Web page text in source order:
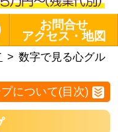
お問合せ
アクセス・地図
数字で見る心グル
について(目次)